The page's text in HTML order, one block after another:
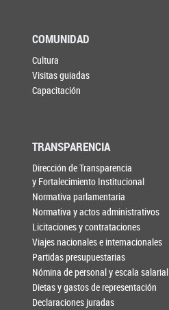
COMUNIDAD
Cultura
Visitas guiadas
Capacitación
TRANSPARENCIA
Dirección de Transparencia
y Fortalecimiento Institucional
Normativa parlamentaria
Normativa y actos administrativos
Licitaciones y contrataciones
Viajes nacionales e internacionales
Partidas presupuestarias
Nómina de personal y escala salarial
Dietas y gastos de representación
Declaraciones juradas